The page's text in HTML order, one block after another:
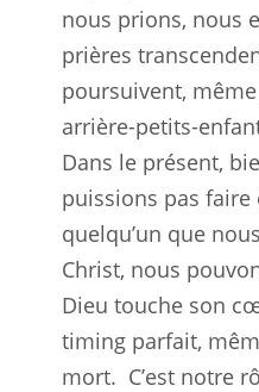
nous prions, nous
prières
poursuivent,
arrière-petits-
Dans le présent,
puissions pas faire
quelqu’un que
Christ, nous
Dieu touche son
timing parfait,
mort. C’est notre